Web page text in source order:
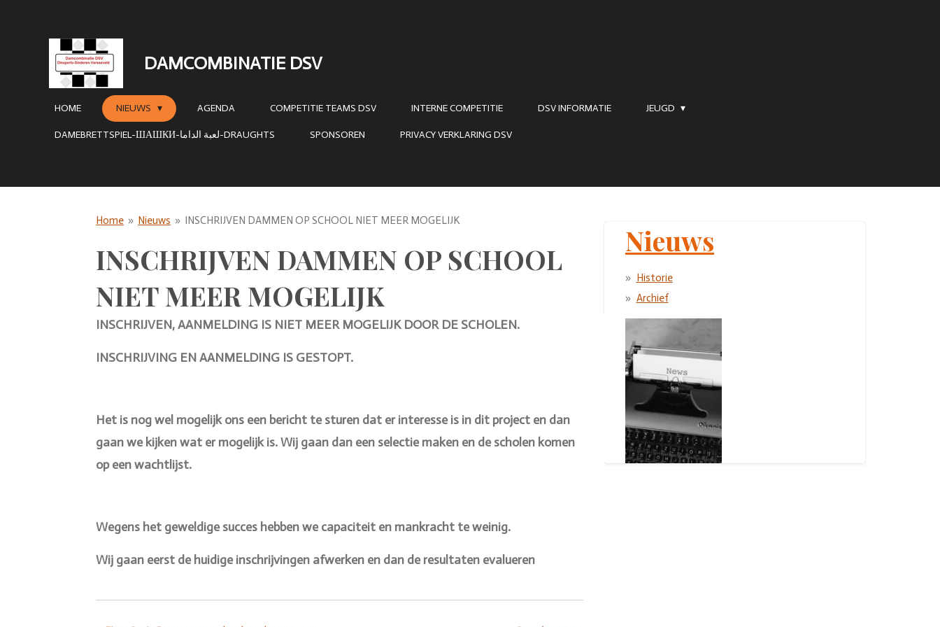
hoofdinhoud
DAMCOMBINATIE DSV
HOME NIEUWS AGENDA COMPETITIE TEAMS DSV INTERNE COMPETITIE DSV INFORMATIE JEUGD
DAMEBRETTSPIEL-ШАШКИ-لعبة الداما-DRAUGHTS SPONSOREN PRIVACY VERKLARING DSV
Home » Nieuws » INSCHRIJVEN DAMMEN OP SCHOOL NIET MEER MOGELIJK
INSCHRIJVEN DAMMEN OP SCHOOL
NIET MEER MOGELIJK
INSCHRIJVEN, AANMELDING IS NIET MEER MOGELIJK DOOR DE SCHOLEN.
INSCHRIJVING EN AANMELDING IS GESTOPT.
Het is nog wel mogelijk ons een bericht te sturen dat er interesse is in dit project en dan
gaan we kijken wat er mogelijk is. Wij gaan dan een selectie maken en de scholen komen
op een wachtlijst.
Wegens het geweldige succes hebben we capaciteit en mankracht te weinig.
Wij gaan eerst de huidige inschrijvingen afwerken en dan de resultaten evalueren
Nieuws
Historie
Archief